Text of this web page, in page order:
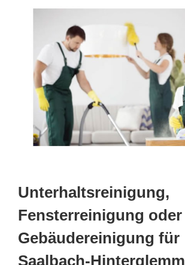
Unterhaltsreinigung,
Fensterreinigung oder
Gebäudereinigung für
Saalbach-Hinterglemm